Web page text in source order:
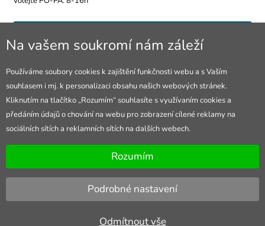
info@4lol.cz
Prodejna Ostrava
28. října 250/285
Otevřeno Po-Pá 8-16h
Na vašem soukromí nám záleží
Používáme soubory cookies k zajištění funkčnosti webu a s Vaším
souhlasem i mj. k personalizaci obsahu našich webových stránek.
Kliknutím na tlačítko „Rozumím“ souhlasíte s využívaním cookies a
předáním údajů o chování na webu pro zobrazení cílené reklamy na
sociálních sítích a reklamních sítích na dalších webech.
Rozumím
Podrobné nastavení
Odmítnout vše